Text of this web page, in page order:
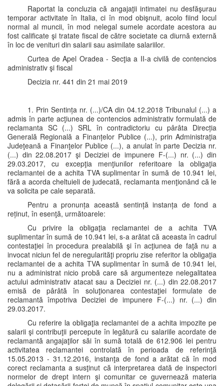
Raportat la concluzia că angajaţii intimatei nu desfăşurau
temporar activitate în Italia, ci în mod obişnuit, acolo fiind locul
normal al muncii, în mod nelegal sumele acordate acestora au
fost calificate şi tratate fiscal de către societate ca diurnă externă
în loc de venituri din salarii sau asimilate salariilor.
Curtea de Apel Oradea - Secţia a II-a civilă de contencios
administrativ şi fiscal
Decizia nr. 441 din 21 mai 2019
1. Prin Sentința nr. (...)/CA din 04.12.2018 Tribunalul (...) a
admis în parte acţiunea de contencios administrativ formulată de
reclamanta SC (...) SRL în contradictoriu cu pârâta Direcția
Generală Regională a Finanțelor Publice (...), prin Administraţia
Judeţeană a Finanţelor Publice (...), a anulat în parte Decizia nr.
(...) din 22.08.2017 şi Deciziei de impunere F-(...) nr. (...) din
29.03.2017, cu excepţia menţiunilor referitoare la obligaţia
reclamantei de a achita TVA suplimentar în sumă de 10.941 lei,
fără a acorda cheltuieli de judecată, reclamanta menţionând că le
va solicita pe cale separată.
Pentru a pronunța această sentință instanța de fond a
reținut, în esenţă, următoarele:
Cu privire la obligaţia reclamantei de a achita TVA
suplimentar în sumă de 10.941 lei, s-a arătat că aceasta în cadrul
contestaţiei în procedura prealabilă şi în acţiunea de faţă nu a
invocat niciun fel de neregularităţi propriu zise referitor la obligaţia
reclamantei de a achita TVA suplimentar în sumă de 10.941 lei,
nu a administrat nicio probă care să argumenteze nelegalitatea
actului administrativ atacat sau a Deciziei nr. (...) din 22.08.2017
emisă de pârâtă în soluţionarea contestaţiei formulate de
reclamantă împotriva Deciziei de impunere F-(...) nr. (...) din
29.03.2017.
Cu referire la obligaţia reclamantei de a achita impozite pe
salarii şi contribuţii percepute în legătură cu salariile acordate de
reclamantă angajaţilor săi în sumă totală de 612.906 lei pentru
activitatea reclamantei controlată în perioada de referinţă
15.05.2013 - 31.12.2016, instanţa de fond a arătat că în mod
corect reclamanta a susţinut că interpretarea dată de inspectori
normelor de drept intern şi comunitar ce guvernează materia